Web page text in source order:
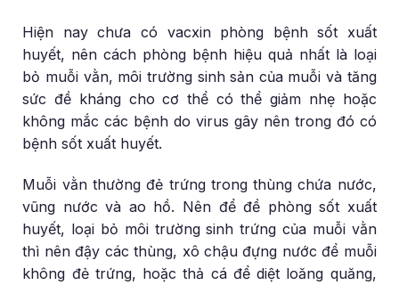
Hiện nay chưa có vacxin phòng bệnh sốt xuất
huyết, nên cách phòng bệnh hiệu quả nhất là loại
bỏ muỗi vằn, môi trường sinh sản của muỗi và tăng
sức đề kháng cho cơ thể có thể giảm nhẹ hoặc
không mắc các bệnh do virus gây nên trong đó có
bệnh sốt xuất huyết.
Muỗi vằn thường đẻ trứng trong thùng chứa nước,
vũng nước và ao hồ. Nên để đề phòng sốt xuất
huyết, loại bỏ môi trường sinh trứng của muỗi vằn
thì nên đậy các thùng, xô chậu đựng nước để muỗi
không đẻ trứng, hoặc thả cá để diệt loăng quăng,